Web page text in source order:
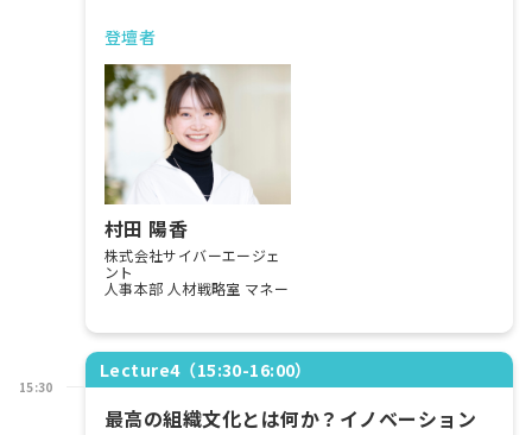
登壇者
村田 陽香
株式会社サイバーエージェ
ント
人事本部 人材戦略室 マネー
15:30
Lecture4（15:30-16:00）
最高の組織文化とは何か？イノベーション